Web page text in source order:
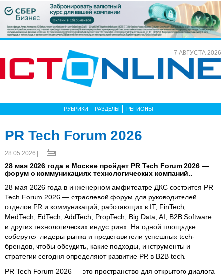
7 АВГУСТА 2026
РУБРИКИ РАЗДЕЛЫ РЕГИОНЫ
PR Tech Forum 2026
28.05.2026 |
28 мая 2026 года в Москве пройдет PR Tech Forum 2026 —
форум о коммуникациях технологических компаний..
28 мая 2026 года в инженерном амфитеатре ДКС состоится PR
Tech Forum 2026 — отраслевой форум для руководителей
отделов PR и коммуникаций, работающих в IT, FinTech,
MedTech, EdTech, AddTech, PropTech, Big Data, AI, B2B Software
и других технологических индустриях. На одной площадке
соберутся лидеры рынка и представители успешных tech-
брендов, чтобы обсудить, какие подходы, инструменты и
стратегии сегодня определяют развитие PR в B2B tech.
PR Tech Forum 2026 — это пространство для открытого диалога